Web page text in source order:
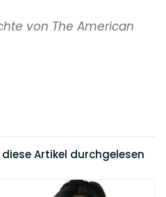
von The American
Artikel durchgelesen